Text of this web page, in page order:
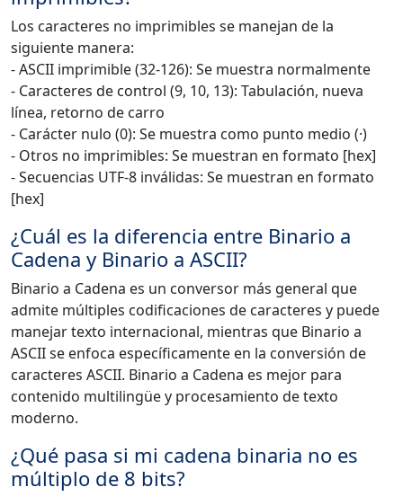
Los caracteres no imprimibles se manejan de la
siguiente manera:
- ASCII imprimible (32-126): Se muestra normalmente
- Caracteres de control (9, 10, 13): Tabulación, nueva
línea, retorno de carro
- Carácter nulo (0): Se muestra como punto medio (·)
- Otros no imprimibles: Se muestran en formato [hex]
- Secuencias UTF-8 inválidas: Se muestran en formato
[hex]
¿Cuál es la diferencia entre Binario a
Cadena y Binario a ASCII?
Binario a Cadena es un conversor más general que
admite múltiples codificaciones de caracteres y puede
manejar texto internacional, mientras que Binario a
ASCII se enfoca específicamente en la conversión de
caracteres ASCII. Binario a Cadena es mejor para
contenido multilingüe y procesamiento de texto
moderno.
¿Qué pasa si mi cadena binaria no es
múltiplo de 8 bits?